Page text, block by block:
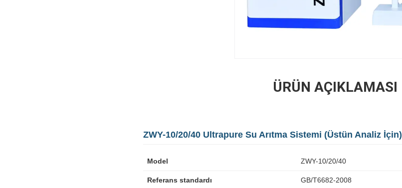
ÜRÜN AÇIKLAMASI
ZWY-10/20/40 Ultrapure Su Arıtma Sistemi (Üstün Analiz İçin)
Model ZWY-10/20/40
Referans standardı GB/T6682-2008